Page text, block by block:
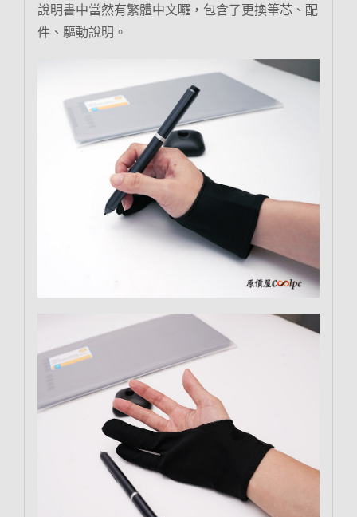
說明書中當然有繁體中文囉，包含了更換筆芯、配
件、驅動說明。